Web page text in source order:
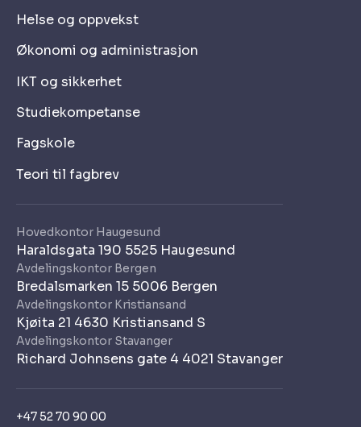
+47 52 70 90 00
Hovedkontor Haugesund
Haraldsgata 190 5525 Haugesund
Avdelingskontor Bergen
Bredalsmarken 15 5006 Bergen
Avdelingskontor Kristiansand
Kjøita 21 4630 Kristiansand S
Avdelingskontor Stavanger
Richard Johnsens gate 4 4021 Stavanger
Helse og oppvekst
Økonomi og administrasjon
IKT og sikkerhet
Studiekompetanse
Fagskole
Teori til fagbrev